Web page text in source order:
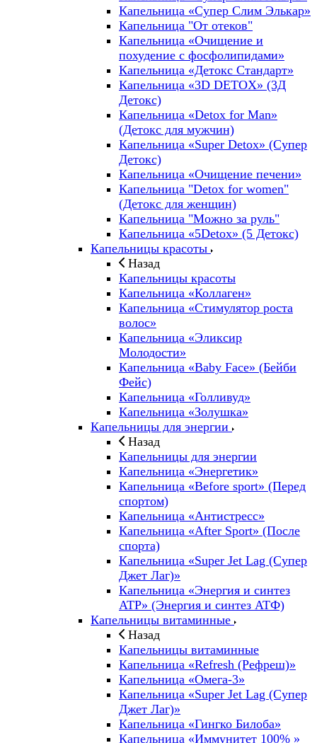
Капельница «Супер Слим Элькар»
Капельница "От отеков"
Капельница «Очищение и
похудение с фосфолипидами»
Капельница «Детокс Стандарт»
Капельница «3D DETOX» (3Д
Детокс)
Капельница «Detox for Man»
(Детокс для мужчин)
Капельница «Super Detox» (Супер
Детокс)
Капельница «Очищение печени»
Капельница "Detox for women"
(Детокс для женщин)
Капельница "Можно за руль"
Капельница «5Detox» (5 Детокс)
Капельницы красоты
Назад
Капельницы красоты
Капельница «Коллаген»
Капельница «Стимулятор роста
волос»
Капельница «Эликсир
Молодости»
Капельница «Baby Face» (Бейби
Фейс)
Капельница «Голливуд»
Капельница «Золушка»
Капельницы для энергии
Назад
Капельницы для энергии
Капельница «Энергетик»
Капельница «Before sport» (Перед
спортом)
Капельница «Антистресс»
Капельница «After Sport» (После
спорта)
Капельница «Super Jet Lag (Супер
Джет Лаг)»
Капельница «Энергия и синтез
ATP» (Энергия и синтез АТФ)
Капельницы витаминные
Назад
Капельницы витаминные
Капельница «Refresh (Рефреш)»
Капельница «Омега-3»
Капельница «Super Jet Lag (Супер
Джет Лаг)»
Капельница «Гингко Билоба»
Капельница «Иммунитет 100% »